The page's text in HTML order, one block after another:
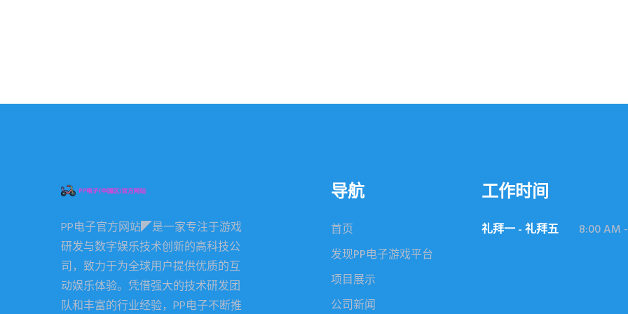
PP电子官方网站◤是一家专注于游戏
研发与数字娱乐技术创新的高科技公
司，致力于为全球用户提供优质的互
动娱乐体验。凭借强大的技术研发团
队和丰富的行业经验，PP电子不断推
导航
首页
发现PP电子游戏平台
项目展示
公司新闻
工作时间
礼拜一 - 礼拜五 8:00 AM